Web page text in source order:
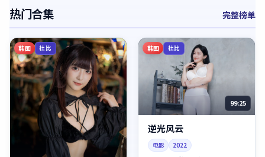
热门合集 完整榜单
韩国 杜比 韩国 杜比
99:25
逆光风云
电影 2022